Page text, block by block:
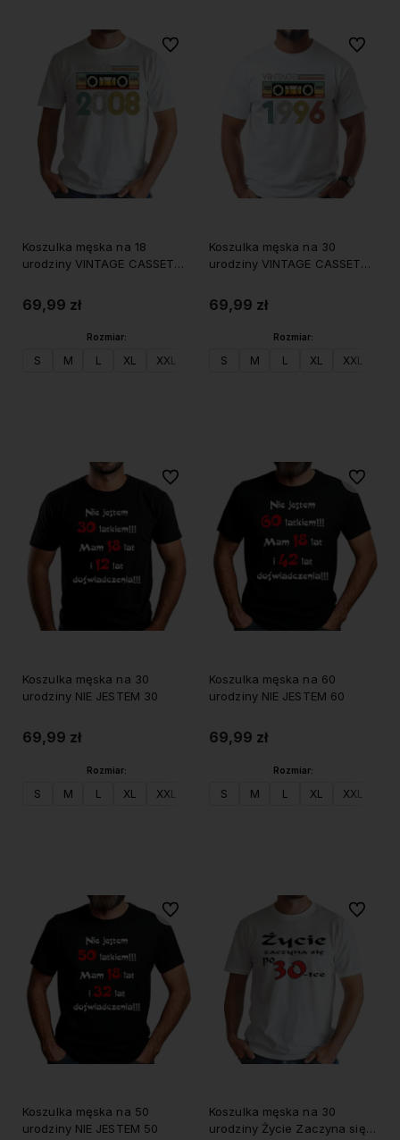
Koszulka męska na 18
urodziny VINTAGE CASSETTE
69,99 zł
Rozmiar:
S M L XL XXL
Do ulubionych
Koszulka męska na 30
urodziny VINTAGE CASSETTE
69,99 zł
Rozmiar:
S M L XL XXL
Do
Koszulka męska na 30
urodziny NIE JESTEM 30
69,99 zł
Rozmiar:
S M L XL XXL
Do ulubionych
Koszulka męska na 60
urodziny NIE JESTEM 60
69,99 zł
Rozmiar:
S M L XL XXL
Do
Koszulka męska na 50
urodziny NIE JESTEM 50
Do ulubionych
Koszulka męska na 30
urodziny Życie Zaczyna się
Do